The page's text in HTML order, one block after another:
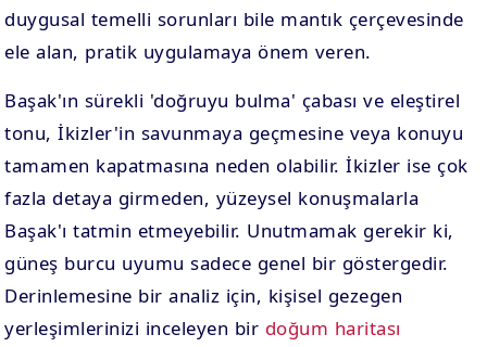
duygusal temelli sorunları bile mantık çerçevesinde
ele alan, pratik uygulamaya önem veren.
Başak'ın sürekli 'doğruyu bulma' çabası ve eleştirel
tonu, İkizler'in savunmaya geçmesine veya konuyu
tamamen kapatmasına neden olabilir. İkizler ise çok
fazla detaya girmeden, yüzeysel konuşmalarla
Başak'ı tatmin etmeyebilir. Unutmamak gerekir ki,
güneş burcu uyumu sadece genel bir göstergedir.
Derinlemesine bir analiz için, kişisel gezegen
yerleşimlerinizi inceleyen bir doğum haritası